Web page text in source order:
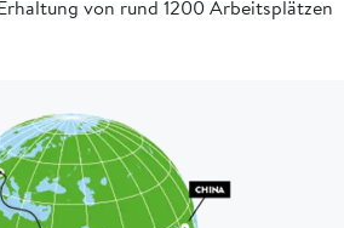
von rund 1200 Arbeitsplätzen